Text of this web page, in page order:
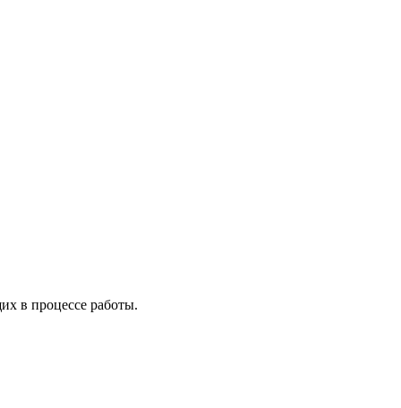
в процессе работы.